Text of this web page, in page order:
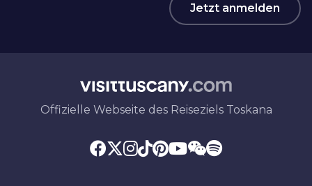
Jetzt anmelden
Offizielle Webseite des Reiseziels Toskana